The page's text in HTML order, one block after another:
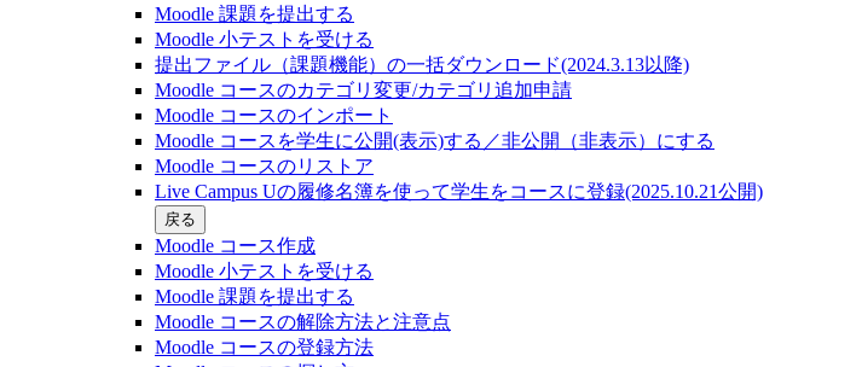
Moodle 課題を提出する
Moodle 小テストを受ける
提出ファイル（課題機能）の一括ダウンロード(2024.3.13以降)
Moodle コースのカテゴリ変更/カテゴリ追加申請
Moodle コースのインポート
Moodle コースを学生に公開(表示)する／非公開（非表示）にする
Moodle コースのリストア
Live Campus Uの履修名簿を使って学生をコースに登録(2025.10.21公開)
戻る
Moodle コース作成
Moodle 小テストを受ける
Moodle 課題を提出する
Moodle コースの解除方法と注意点
Moodle コースの登録⽅法